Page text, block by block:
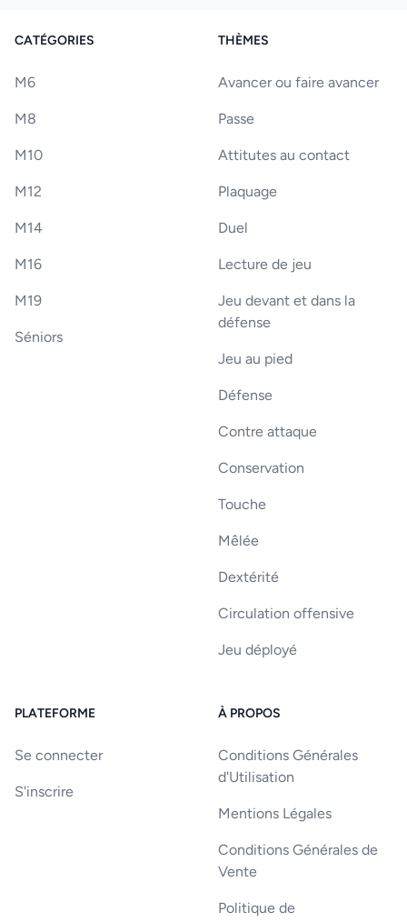
CATÉGORIES
M6
M8
M10
M12
M14
M16
M19
Séniors
THÈMES
Avancer ou faire avancer
Passe
Attitutes au contact
Plaquage
Duel
Lecture de jeu
Jeu devant et dans la
défense
Jeu au pied
Défense
Contre attaque
Conservation
Touche
Mêlée
Dextérité
Circulation offensive
Jeu déployé
PLATEFORME
Se connecter
S'inscrire
À PROPOS
Conditions Générales
d'Utilisation
Mentions Légales
Conditions Générales de
Vente
Politique de